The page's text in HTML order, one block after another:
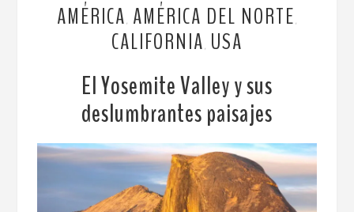
AMÉRICA AMÉRICA DEL NORTE
CALIFORNIA USA
El Yosemite Valley y sus
deslumbrantes paisajes